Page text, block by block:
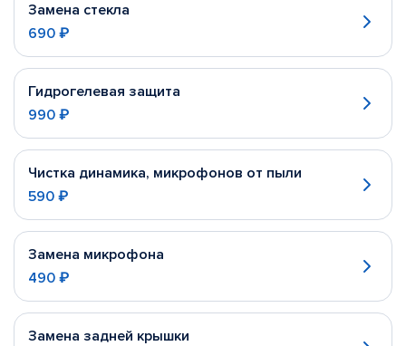
Замена стекла
690 ₽
Гидрогелевая защита
990 ₽
Чистка динамика, микрофонов от пыли
590 ₽
Замена микрофона
490 ₽
Замена задней крышки